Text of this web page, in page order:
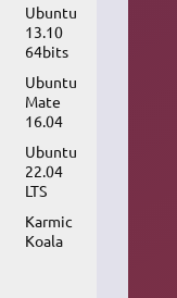
Ubuntu
13.10
64bits
Ubuntu
Mate
16.04
Ubuntu
22.04
LTS
Karmic
Koala